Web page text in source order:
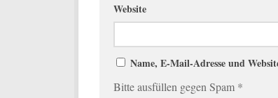
Website
Name, E-Mail-Adresse und
Bitte ausfüllen gegen Spam *